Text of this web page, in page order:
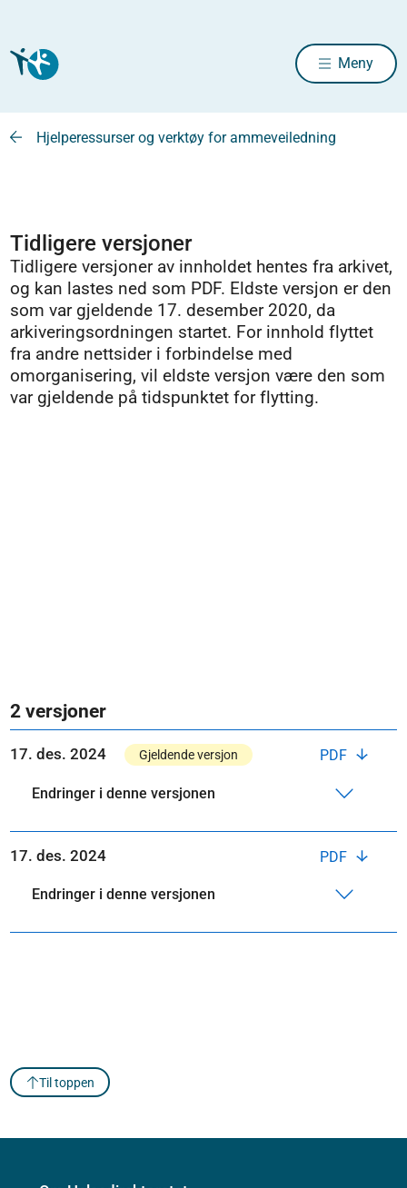
Meny
Hjelperessurser og verktøy for ammeveiledning
Tidligere versjoner
Tidligere versjoner av innholdet hentes fra arkivet,
og kan lastes ned som PDF. Eldste versjon er den
som var gjeldende 17. desember 2020, da
arkiveringsordningen startet. For innhold flyttet
fra andre nettsider i forbindelse med
omorganisering, vil eldste versjon være den som
var gjeldende på tidspunktet for flytting.
2 versjoner
PDF
17. des. 2024 Gjeldende versjon
Endringer i denne versjonen
PDF
17. des. 2024
Endringer i denne versjonen
Til toppen